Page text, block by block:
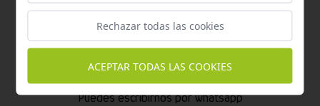
Puedes escribirnos por whatsapp
Rechazar todas las cookies
ACEPTAR TODAS LAS COOKIES